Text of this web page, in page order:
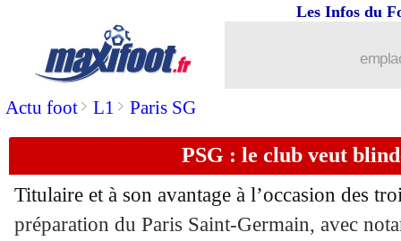
Actu foot> L1 > Paris SG
Les Infos du
PSG : le club veut
Titulaire et à son avantage à l’occasion des
préparation du Paris Saint-Germain, avec
Monaco : Barreca a une piste en Italie
22/07 Strasbourg: Rebocho s'éloigne
22/07 Ballon d'Or: Zola pousse pour
22/07 PSG : Milan riposte pour Hernandez !